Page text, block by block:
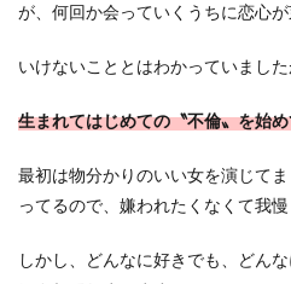
が、何回か会っていくうちに恋心が
いけないこととはわかっていました
生まれてはじめての〝不倫〟を始
最初は物分かりのいい女を演じて
ってるので、嫌われたくなくて我慢
しかし、どんなに好きでも、どん